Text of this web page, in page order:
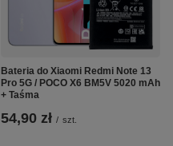
Bateria do Xiaomi Redmi Note 13
Pro 5G / POCO X6 BM5V 5020 mAh
+ Taśma
54,90 zł / szt.